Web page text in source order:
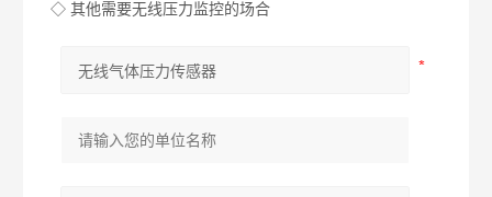
◇ 其他需要无线压力监控的场合